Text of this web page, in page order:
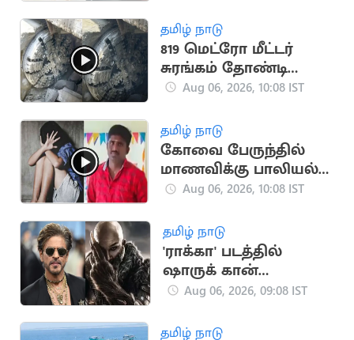
தமிழ் நாடு
819 மெட்ரோ மீட்டர்
சுரங்கம் தோண்டி
நீலகிரி இயந்திரம்
Aug 06, 2026, 10:08 IST
தமிழ் நாடு
கோவை பேருந்தில்
மாணவிக்கு பாலியல்
தொல்லை.. காவலர்
Aug 06, 2026, 10:08 IST
தமிழ் நாடு
'ராக்கா' படத்தில்
ஷாருக் கான்
நடிக்கவில்லை:
முற்றுப்புள்ளி
Aug 06, 2026, 09:08 IST
தமிழ் நாடு